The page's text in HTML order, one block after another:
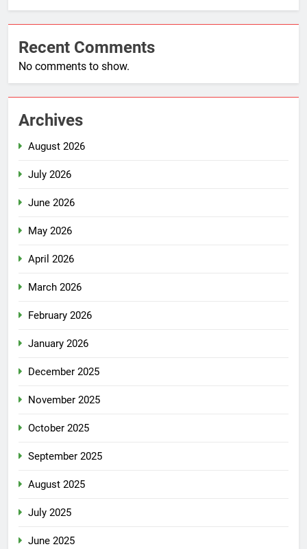
Recent Comments
No comments to show.
Archives
August 2026
July 2026
June 2026
May 2026
April 2026
March 2026
February 2026
January 2026
December 2025
November 2025
October 2025
September 2025
August 2025
July 2025
June 2025